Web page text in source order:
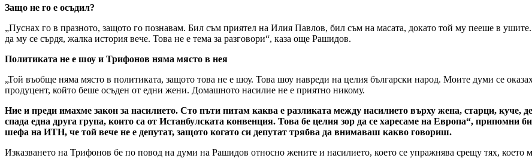
Защо не го е осъдил?
„Пуснах го в празното, защото го познавам. Бил съм приятел на Илия Павлов, бил съм на масата, докато той му пееше в
да му се сърдя, жалка история вече. Това не е тема за разговори“, каза още Рашидов.
Политиката не е шоу и Трифонов няма място в нея
„Той въобще няма място в политиката, защото това не е шоу. Това шоу навреди на целия български народ. Моите думи се
продуцент, който беше осъден от едни жени. Домашното насилие не е приятно никому.
Ние и преди имахме закон за насилието. Сто пъти питам каква е разликата между насилието върху жена, старци,
спада една друга група, които са от Истанбулската конвенция. Това бе целия зор да се харесаме на Европа“,
шефа на ИТН, че той вече не е депутат, защото когато си депутат трябва да внимаваш какво говориш.
Изказването на Трифонов бе по повод на думи на Рашидов относно жените и насилието, което се упражнява срещу тях, което